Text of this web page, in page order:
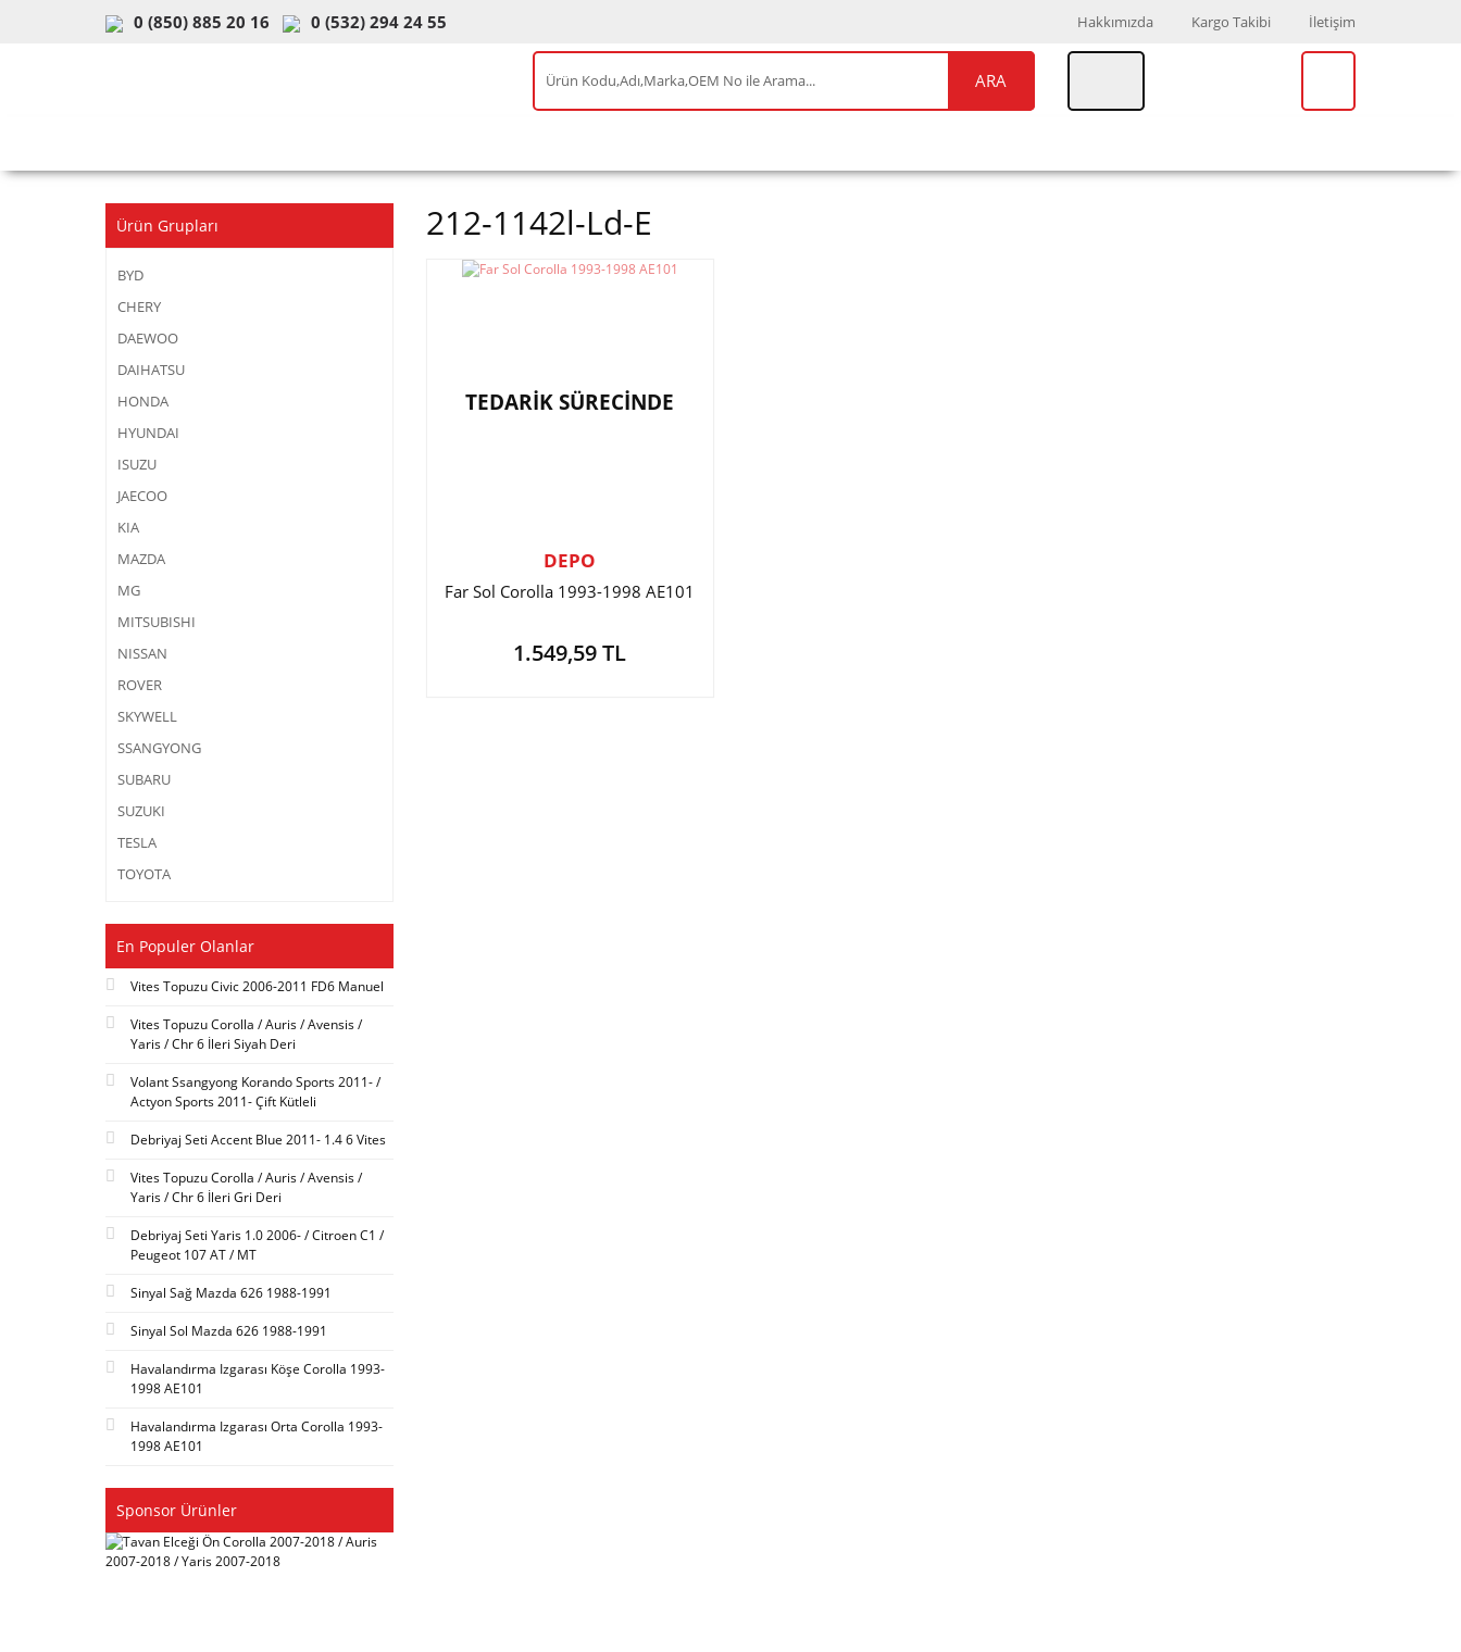
0 (850) 885 20 16 0 (532) 294 24 55 Hakkımızda Kargo Takibi İletişim
ARA
Ürün Grupları
BYD
CHERY
DAEWOO
DAIHATSU
HONDA
HYUNDAI
ISUZU
JAECOO
KIA
MAZDA
MG
MITSUBISHI
NISSAN
ROVER
SKYWELL
SSANGYONG
SUBARU
SUZUKI
TESLA
TOYOTA
En Populer Olanlar
Vites Topuzu Civic 2006-2011 FD6 Manuel
Vites Topuzu Corolla / Auris / Avensis /
Yaris / Chr 6 İleri Siyah Deri
Volant Ssangyong Korando Sports 2011- /
Actyon Sports 2011- Çift Kütleli
Debriyaj Seti Accent Blue 2011- 1.4 6 Vites
Vites Topuzu Corolla / Auris / Avensis /
Yaris / Chr 6 İleri Gri Deri
Debriyaj Seti Yaris 1.0 2006- / Citroen C1 /
Peugeot 107 AT / MT
Sinyal Sağ Mazda 626 1988-1991
Sinyal Sol Mazda 626 1988-1991
Havalandırma Izgarası Köşe Corolla 1993-
1998 AE101
Havalandırma Izgarası Orta Corolla 1993-
1998 AE101
Sponsor Ürünler
212-1142l-Ld-E
TEDARİK SÜRECİNDE
DEPO
Far Sol Corolla 1993-1998 AE101
1.549,59 TL